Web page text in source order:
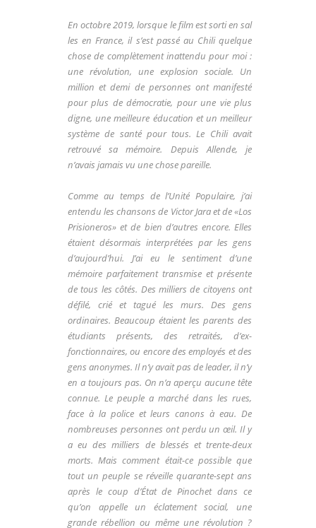
En octobre2019, lorsque lefilmestsortien sal
lesen France, il s’est passé au Chili quelque
chose de complètement inattendu pour moi :
une révolution, une explosion sociale. Un
million et demi de personnes ont manifesté
pour plus de démocratie, pour une vie plus
digne, une meilleure éducation et un meilleur
systèmede santé pour tous. Le Chili avait
retrouvé sa mémoire. Depuis Allende, je
n’avais jamais vu une chose pareille.
Comme au temps de l’Unité Populaire, j’ai
entendu leschansons de Victor Jara et de «Los
Prisioneros» et de bien d’autres encore. Elles
étaient désormais interprétées par les gens
d’aujourd’hui. J’ai eu le sentiment d’une
mémoire parfaitement transmise et présente
de tous lescôtés. Des milliers de citoyens ont
défilé, crié et tagué les murs. Des gens
ordinaires. Beaucoup étaient les parents des
étudiants présents, des retraités, d’ex-
fonctionnaires, ou encore des employés et des
gens anonymes. Il n’y avaitpas de leader, il n’y
en a toujours pas. On n’a aperçuaucune tête
connue. Le peuple a marché dans les rues,
face à la police et leurscanons à eau. De
nombreuses personnes ont perdu unœil. Il y
a eu des milliers de blessés et trente-deux
morts.Mais comment était-ce possible que
tout un peuple se réveille quarante-sept ans
après le coup d’État dePinochet dans ce
qu’on appelle un éclatement social, une
grande rébellion ou même une révolution ?